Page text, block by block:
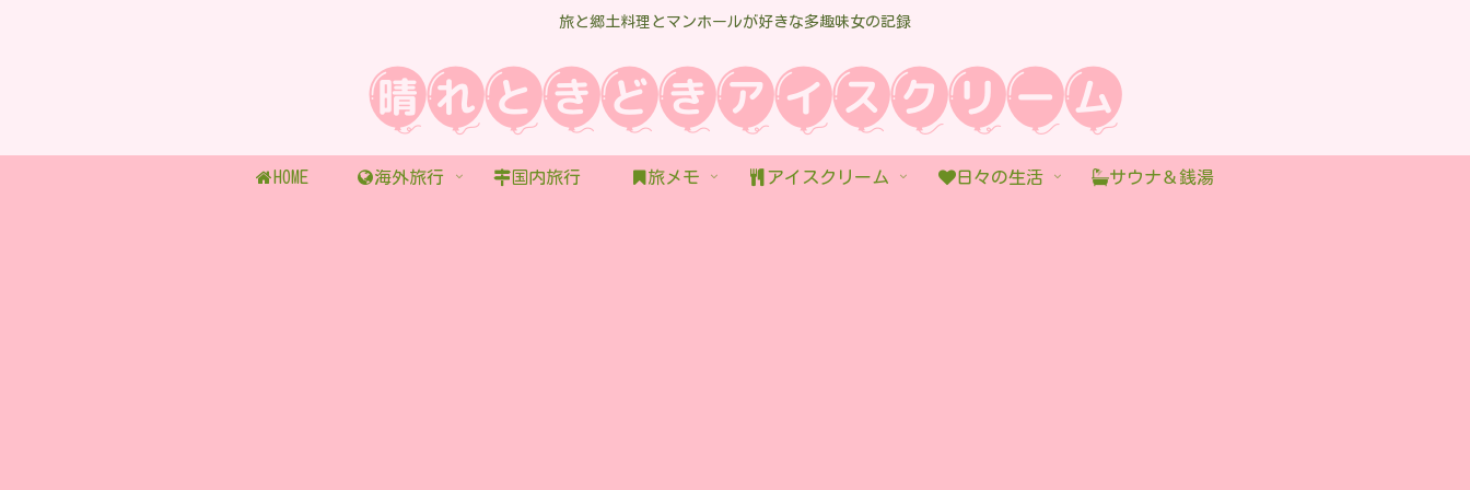
旅と郷土料理とマンホールが好きな多趣味女の記録
HOME 海外旅行 国内旅行 旅メモ アイスクリーム 日々の生活 サウナ＆銭湯